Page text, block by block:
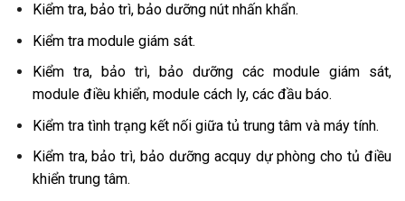
Kiểm tra, bảo trì, bảo dưỡng nút nhấn khẩn.
Kiểm tra module giám sát.
Kiểm tra, bảo trì, bảo dưỡng các module giám sát,
module điều khiển, module cách ly, các đầu báo.
Kiểm tra tình trạng kết nối giữa tủ trung tâm và máy tính.
Kiểm tra, bảo trì, bảo dưỡng acquy dự phòng cho tủ điều
khiển trung tâm.